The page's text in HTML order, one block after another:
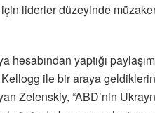
liderler düzeyinde
yaptığı
ile bir araya
Zelenskiy, “ABD’nin